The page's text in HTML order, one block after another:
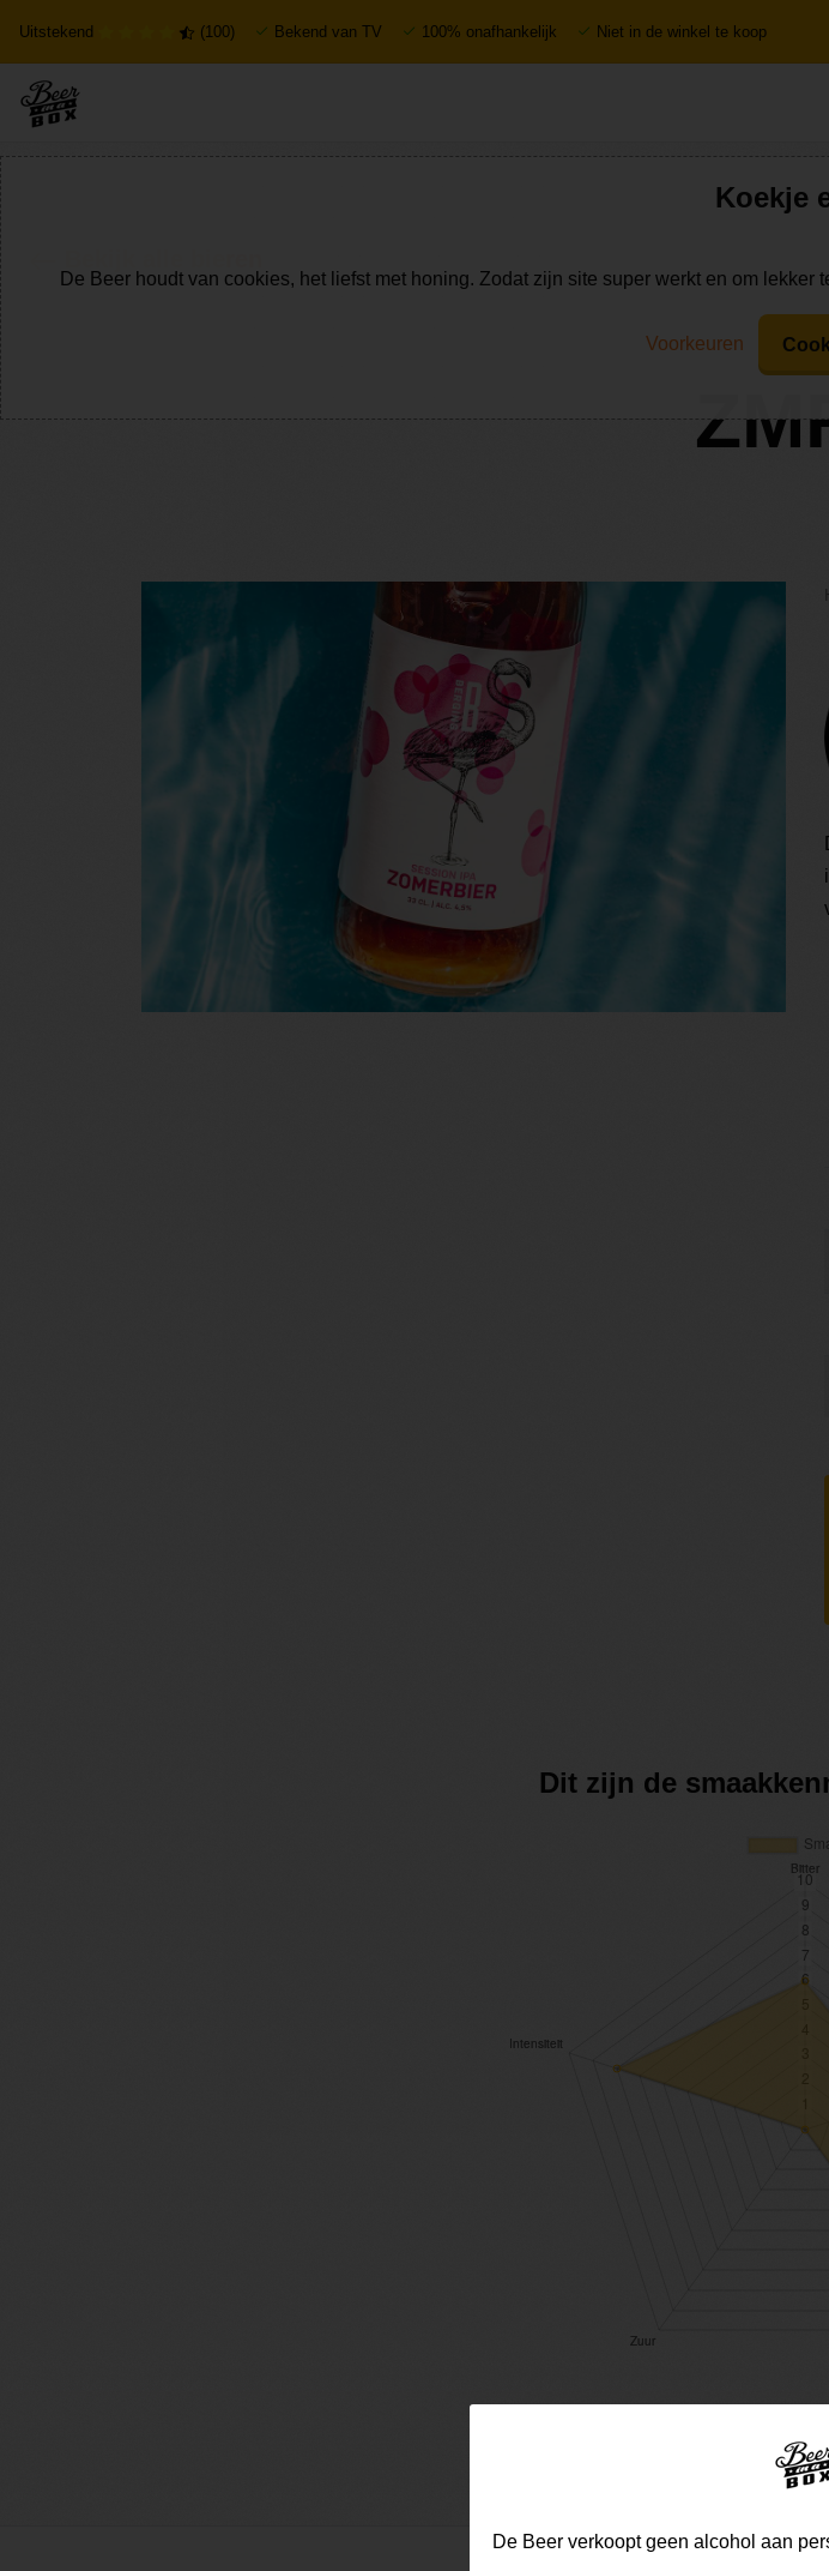
Uitstekend (100) Bekend van TV 100% onafhankelijk Niet in de winkel te koop
Dit zijn de
De Beer verkoopt geen alcohol aan
Koekje
De Beer houdt van cookies, het liefst met honing. Zodat zijn site super werkt en om lekker
Voorkeuren